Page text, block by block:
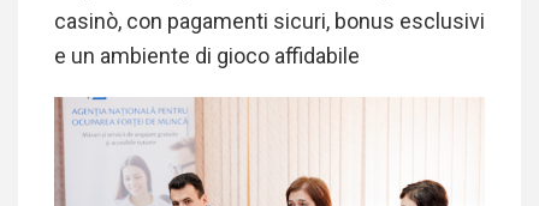
casinò, con pagamenti sicuri, bonus esclusivi
e un ambiente di gioco affidabile